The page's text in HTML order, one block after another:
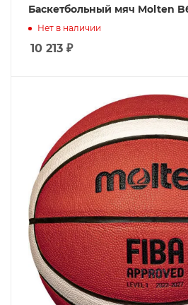
Баскетбольный мяч Molten
Нет в наличии
10 213 ₽